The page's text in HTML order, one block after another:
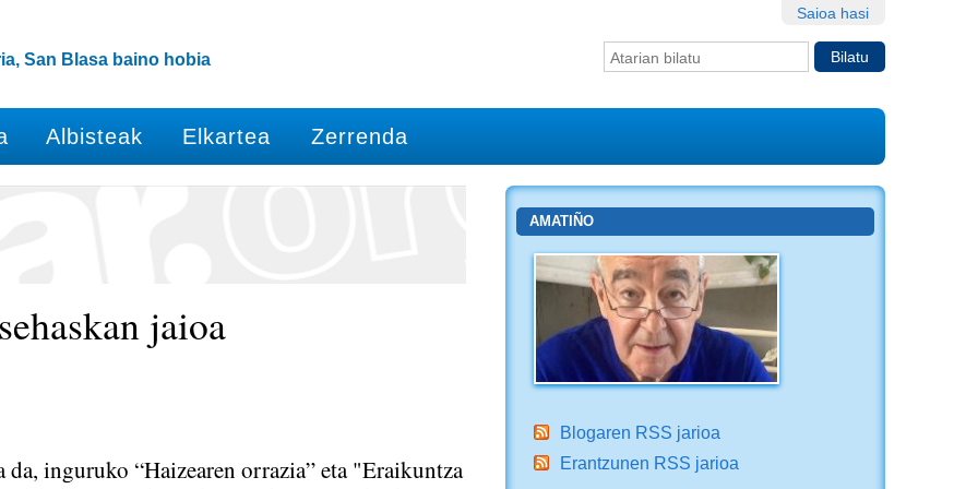
Saioa hasi
Bilatu atarian
San Blasa baino hobia
Albisteak Elkartea Zerrenda
jaioa
inguruko “Haizearen orrazia” eta "Eraikuntza
AMATIÑO
Blogaren RSS jarioa
Erantzunen RSS jarioa